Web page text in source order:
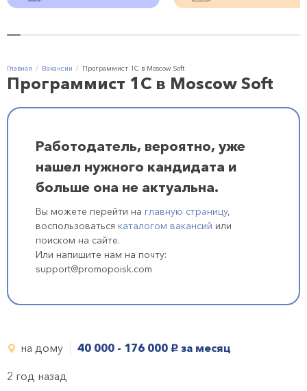
Главная Вакансии Программист 1С в Moscow Soft
Программист 1С в Moscow Soft
Работодатель, вероятно, уже
нашел нужного кандидата и
больше она не актуальна.
Вы можете перейти на главную страницу,
воспользоваться каталогом вакансий или
поиском на сайте.
Или напишите нам на почту:
support@promopoisk.com
на дому 40 000 - 176 000 руб. за месяц
2 год назад